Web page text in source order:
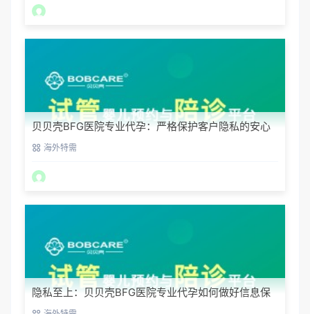
贝贝壳BFG医院专业代孕：严格保护客户隐私的安心
之选海外特需
隐私至上：贝贝壳BFG医院专业代孕如何做好信息保
密？